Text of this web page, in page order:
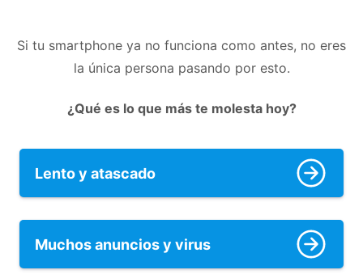
Si tu smartphone ya no funciona como antes, no eres
la única persona pasando por esto.
¿Qué es lo que más te molesta hoy?
Lento y atascado
Muchos anuncios y virus